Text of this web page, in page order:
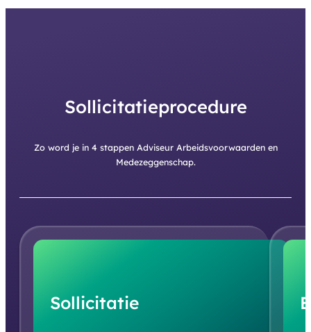
Sollicitatieprocedure
Zo word je in 4 stappen Adviseur Arbeidsvoorwaarden en
Medezeggenschap.
Sollicitatie